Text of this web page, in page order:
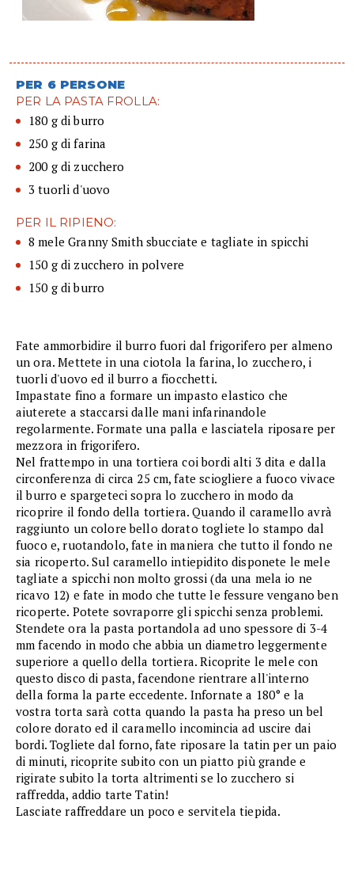
PER 6 PERSONE
PER LA PASTA FROLLA:
180 g di burro
250 g di farina
200 g di zucchero
3 tuorli d'uovo
PER IL RIPIENO:
8 mele Granny Smith sbucciate e tagliate in spicchi
150 g di zucchero in polvere
150 g di burro
Fate ammorbidire il burro fuori dal frigorifero per almeno
un ora. Mettete in una ciotola la farina, lo zucchero, i
tuorli d'uovo ed il burro a fiocchetti.
Impastate fino a formare un impasto elastico che
aiuterete a staccarsi dalle mani infarinandole
regolarmente. Formate una palla e lasciatela riposare per
mezzora in frigorifero.
Nel frattempo in una tortiera coi bordi alti 3 dita e dalla
circonferenza di circa 25 cm, fate sciogliere a fuoco vivace
il burro e spargeteci sopra lo zucchero in modo da
ricoprire il fondo della tortiera. Quando il caramello avrà
raggiunto un colore bello dorato togliete lo stampo dal
fuoco e, ruotandolo, fate in maniera che tutto il fondo ne
sia ricoperto. Sul caramello intiepidito disponete le mele
tagliate a spicchi non molto grossi (da una mela io ne
ricavo 12) e fate in modo che tutte le fessure vengano ben
ricoperte. Potete sovraporre gli spicchi senza problemi.
Stendete ora la pasta portandola ad uno spessore di 3-4
mm facendo in modo che abbia un diametro leggermente
superiore a quello della tortiera. Ricoprite le mele con
questo disco di pasta, facendone rientrare all'interno
della forma la parte eccedente. Infornate a 180° e la
vostra torta sarà cotta quando la pasta ha preso un bel
colore dorato ed il caramello incomincia ad uscire dai
bordi. Togliete dal forno, fate riposare la tatin per un paio
di minuti, ricoprite subito con un piatto più grande e
rigirate subito la torta altrimenti se lo zucchero si
raffredda, addio tarte Tatin!
Lasciate raffreddare un poco e servitela tiepida.